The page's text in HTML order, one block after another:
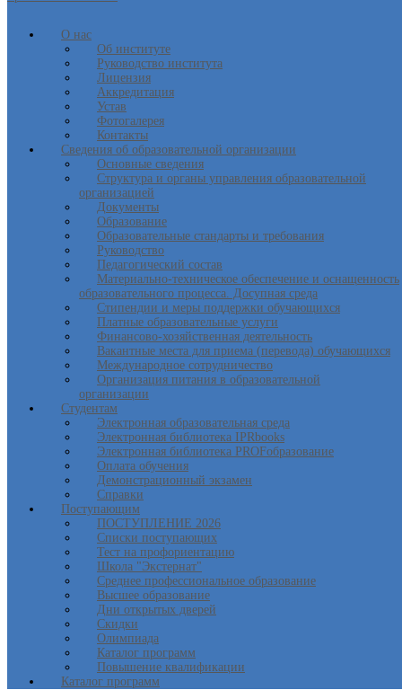
О нас
Об институте
Руководство института
Лицензия
Аккредитация
Устав
Фотогалерея
Контакты
Сведения об образовательной организации
Основные сведения
Структура и органы управления образовательной
организацией
Документы
Образование
Образовательные стандарты и требования
Руководство
Педагогический состав
Материально-техническое обеспечение и оснащенность
образовательного процесса. Досупная среда
Стипендии и меры поддержки обучающихся
Платные образовательные услуги
Финансово-хозяйственная деятельность
Вакантные места для приема (перевода) обучающихся
Международное сотрудничество
Организация питания в образовательной
организации
Студентам
Электронная образовательная среда
Электронная библиотека IPRbooks
Электронная библиотека PROFобразование
Оплата обучения
Демонстрационный экзамен
Справки
Поступающим
ПОСТУПЛЕНИЕ 2026
Списки поступающих
Тест на профориентацию
Школа "Экстернат"
Среднее профессиональное образование
Высшее образование
Дни открытых дверей
Скидки
Олимпиада
Каталог программ
Повышение квалификации
Каталог программ